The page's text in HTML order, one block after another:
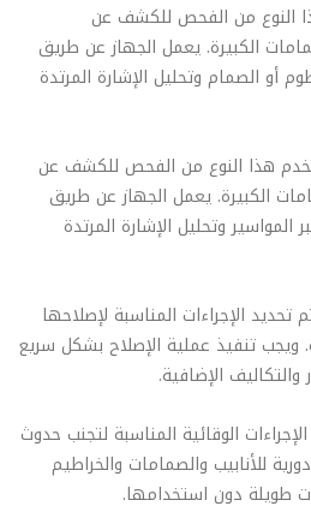
النوع من الفحص للكشف عن
الكبيرة. يعمل الجهاز عن طريق
أو الصمام وتحليل الإشارة المرتدة
هذا النوع من الفحص للكشف عن
الكبيرة. يعمل الجهاز عن طريق
وتحليل الإشارة المرتدة
الإجراءات المناسبة لإصلاحها
تنفيذ عملية الإصلاح بشكل سريع
الإضافية.
الوقائية المناسبة لتجنب حدوث
للأنابيب والصمامات والخراطيم
طويلة دون استخدامها.